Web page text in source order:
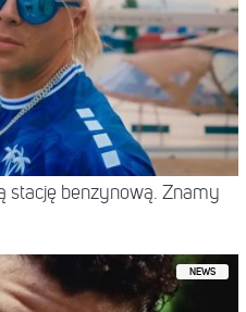
stację benzynową. Znamy
NEWS